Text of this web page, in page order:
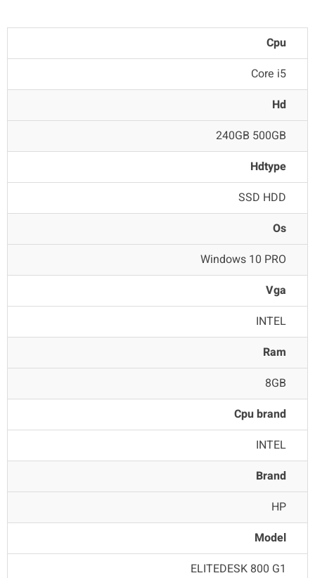
Cpu
Core i5
Hd
240GB 500GB
Hdtype
SSD HDD
Os
Windows 10 PRO
Vga
INTEL
Ram
8GB
Cpu brand
INTEL
Brand
HP
Model
ELITEDESK 800 G1